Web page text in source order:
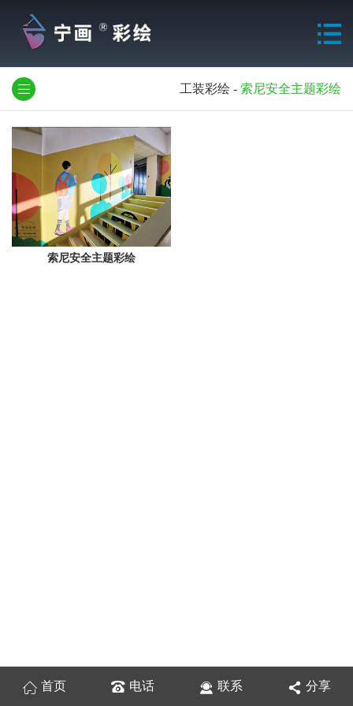
工装彩绘 - 索尼安全主题彩绘
索尼安全主题彩绘
首页 电话 联系 分享